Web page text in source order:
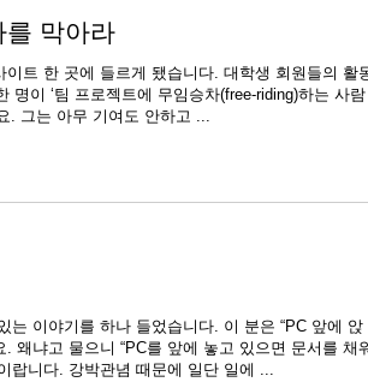
를 막아라
트 한 곳에 들르게 됐습니다. 대학생 회원들의 활
명이 ‘팀 프로젝트에 무임승차(free-riding)하는 사람
들 때문에 고민’이란 글을 올렸더군요. 그는 아무 기여도 안하고 ...
는 이야기를 하나 들었습니다. 이 분은 “PC 앞에 앉
왜냐고 물으니 “PC를 앞에 놓고 있으면 문서를 채
야 한다는 강박관념이 생기기 때문”이랍니다. 강박관념 때문에 일단 일에 ...